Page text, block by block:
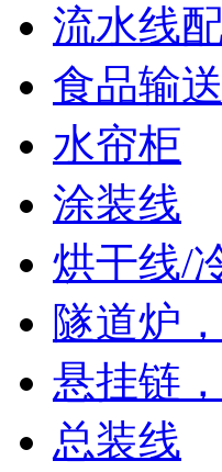
流水线
食品输
水帘柜
涂装线
烘干线/
隧道炉
悬挂链
总装线